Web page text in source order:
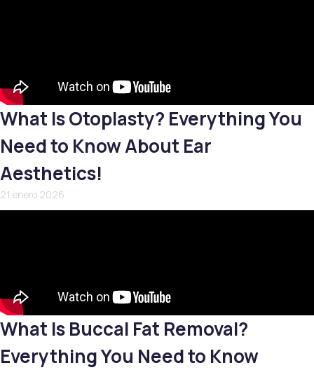
What Is Otoplasty? Everything You
Need to Know About Ear
Aesthetics!
21 enero 2026
What Is Buccal Fat Removal?
Everything You Need to Know